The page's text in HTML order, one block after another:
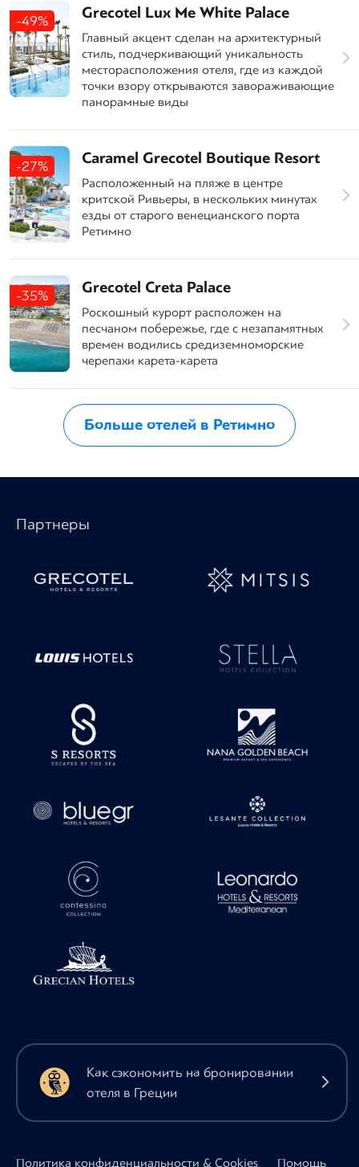
-49% Grecotel Lux Me White Palace
Главный акцент сделан на архитектурный
стиль, подчеркивающий уникальность
месторасположения отеля, где из каждой
точки взору открываются завораживающие
панорамные виды
-27% Caramel Grecotel Boutique Resort
Расположенный на пляже в центре
критской Ривьеры, в нескольких минутах
езды от старого венецианского порта
Ретимно
-35% Grecotel Creta Palace
Роскошный курорт расположен на
песчаном побережье, где с незапамятных
времен водились средиземноморские
черепахи карета-карета
Больше отелей в Ретимно
Партнеры
Как сэкономить на бронировании
отеля в Греции
Политика конфиденциальности & Cookies Помощь